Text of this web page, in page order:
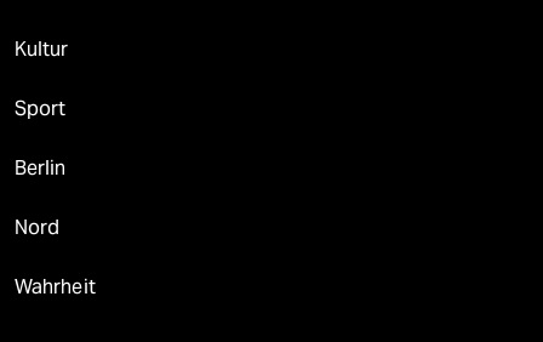
Kultur
Sport
Berlin
Nord
Wahrheit